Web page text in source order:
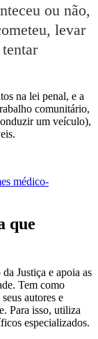
ou não,
levar
na lei penal, e a
comunitário,
um veículo),
médico-
que
Justiça e apoia as
Tem como
autores e
Para isso, utiliza
especializados.